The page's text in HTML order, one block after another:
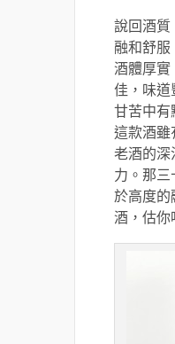
說回酒質
融和舒服
酒體厚實
佳，味
甘苦中有
這款酒雖
老酒的深
力。那
於高度的
酒，估你